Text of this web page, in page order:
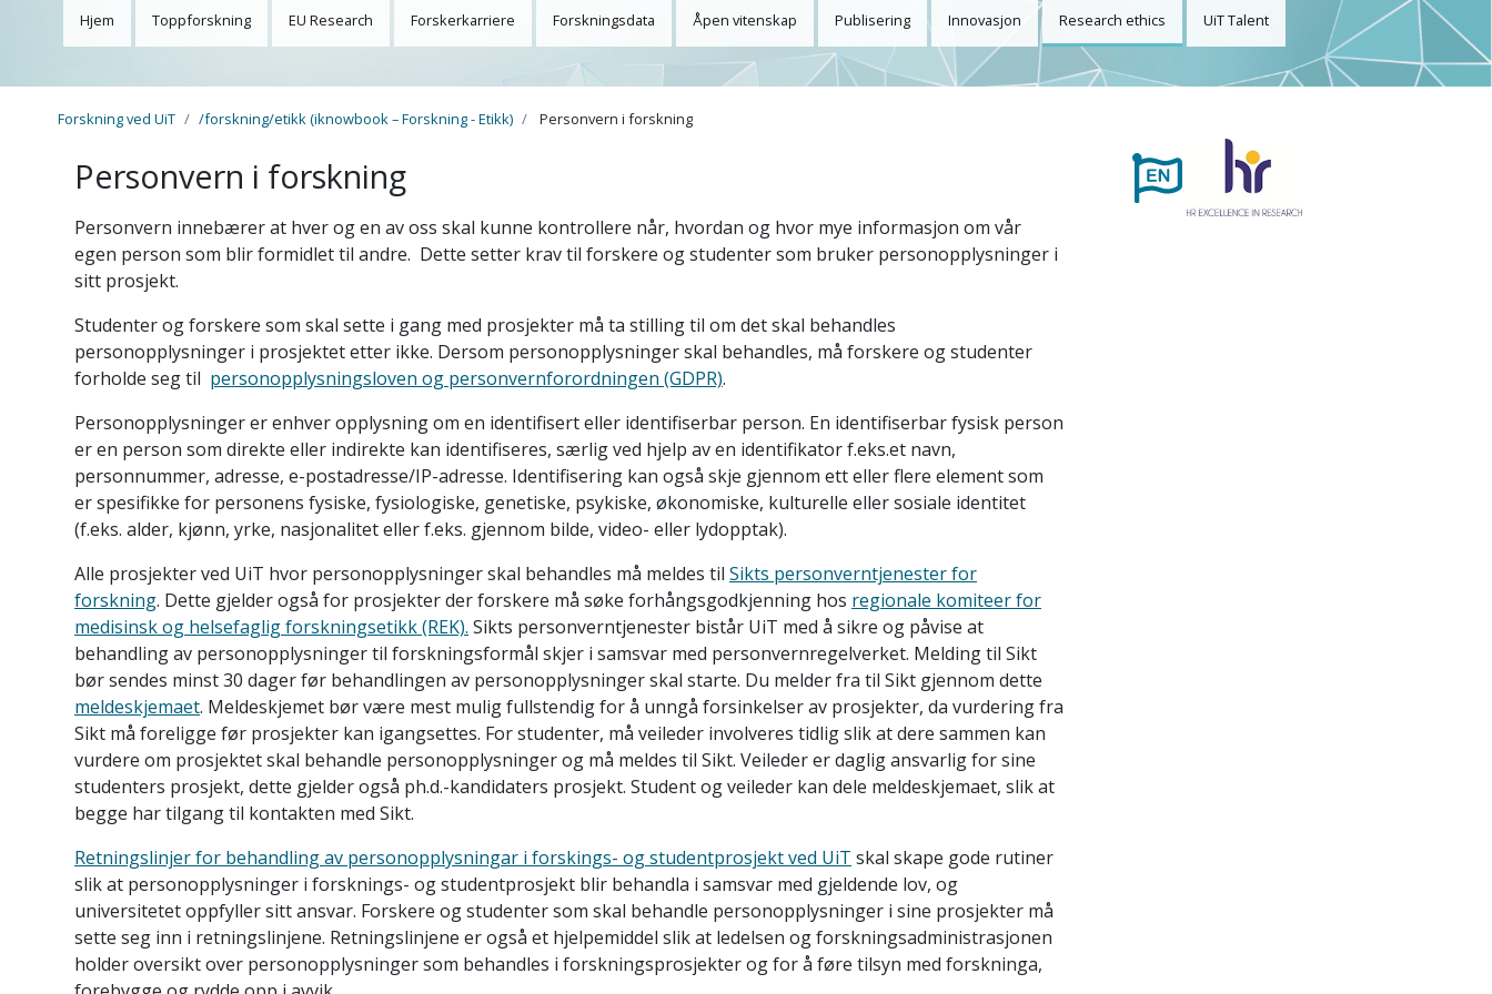
Hjem Toppforskning EU Research Forskerkarriere Forskningsdata Åpen vitenskap Publisering Innovasjon Research ethics UiT Talent
Forskning ved UiT /forskning/etikk (iknowbook – Forskning - Etikk) Personvern i forskning
Personvern i forskning
Personvern innebærer at hver og en av oss skal kunne kontrollere når, hvordan og hvor mye informasjon om vår
egen person som blir formidlet til andre. Dette setter krav til forskere og studenter som bruker personopplysninger i
sitt prosjekt.
Studenter og forskere som skal sette i gang med prosjekter må ta stilling til om det skal behandles
personopplysninger i prosjektet etter ikke. Dersom personopplysninger skal behandles, må forskere og studenter
forholde seg til personopplysningsloven og personvernforordningen (GDPR).
Personopplysninger er enhver opplysning om en identifisert eller identifiserbar person. En identifiserbar fysisk person
er en person som direkte eller indirekte kan identifiseres, særlig ved hjelp av en identifikator f.eks.et navn,
personnummer, adresse, e-postadresse/IP-adresse. Identifisering kan også skje gjennom ett eller flere element som
er spesifikke for personens fysiske, fysiologiske, genetiske, psykiske, økonomiske, kulturelle eller sosiale identitet
(f.eks. alder, kjønn, yrke, nasjonalitet eller f.eks. gjennom bilde, video- eller lydopptak).
Alle prosjekter ved UiT hvor personopplysninger skal behandles må meldes til Sikts personverntjenester for
forskning. Dette gjelder også for prosjekter der forskere må søke forhångsgodkjenning hos regionale komiteer for
medisinsk og helsefaglig forskningsetikk (REK). Sikts personverntjenester bistår UiT med å sikre og påvise at
behandling av personopplysninger til forskningsformål skjer i samsvar med personvernregelverket. Melding til Sikt
bør sendes minst 30 dager før behandlingen av personopplysninger skal starte. Du melder fra til Sikt gjennom dette
meldeskjemaet. Meldeskjemet bør være mest mulig fullstendig for å unngå forsinkelser av prosjekter, da vurdering fra
Sikt må foreligge før prosjekter kan igangsettes. For studenter, må veileder involveres tidlig slik at dere sammen kan
vurdere om prosjektet skal behandle personopplysninger og må meldes til Sikt. Veileder er daglig ansvarlig for sine
studenters prosjekt, dette gjelder også ph.d.-kandidaters prosjekt. Student og veileder kan dele meldeskjemaet, slik at
begge har tilgang til kontakten med Sikt.
Retningslinjer for behandling av personopplysningar i forskings- og studentprosjekt ved UiT skal skape gode rutiner
slik at personopplysninger i forsknings- og studentprosjekt blir behandla i samsvar med gjeldende lov, og
universitetet oppfyller sitt ansvar. Forskere og studenter som skal behandle personopplysninger i sine prosjekter må
sette seg inn i retningslinjene. Retningslinjene er også et hjelpemiddel slik at ledelsen og forskningsadministrasjonen
holder oversikt over personopplysninger som behandles i forskningsprosjekter og for å føre tilsyn med forskninga,